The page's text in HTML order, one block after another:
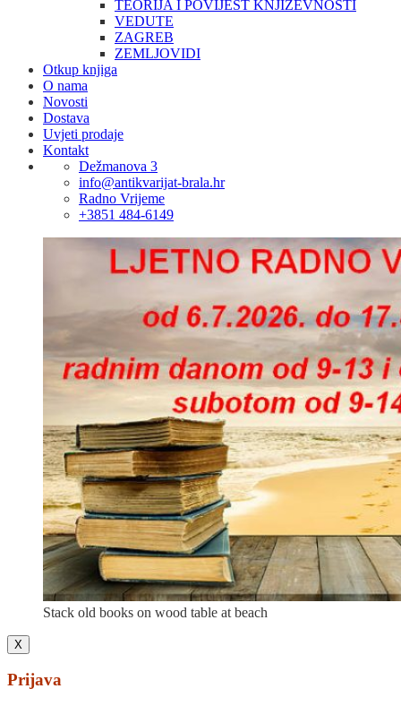
TEORIJA I POVIJEST KNJIŽEVNOSTI
VEDUTE
ZAGREB
ZEMLJOVIDI
Otkup knjiga
O nama
Novosti
Dostava
Uvjeti prodaje
Kontakt
Dežmanova 3
info@antikvarijat-brala.hr
Radno Vrijeme
+3851 484-6149
Stack old books on wood table at beach
X
Prijava